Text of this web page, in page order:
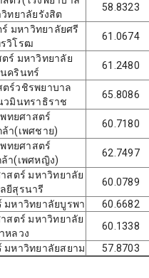
ทยาลัยรังสิต
58.8323
มหาวิทยาลัยศรี
วิโรฒ
61.0674
ร์ มหาวิทยาลัย
ครินทร์
61.2480
ร์วชิรพยาบาล
วมินทราธิราช
65.8086
ทยศาสตร์
ล้า(เพศชาย)
60.7180
ทยศาสตร์
ล้า(เพศหญิง)
62.7497
สตร์ มหาวิทยาลัย
ยีสุรนารี
60.0789
หาวิทยาลัยบูรพา
60.6682
สตร์ มหาวิทยาลัย
หลวง
60.1338
หาวิทยาลัยสยาม
57.8703